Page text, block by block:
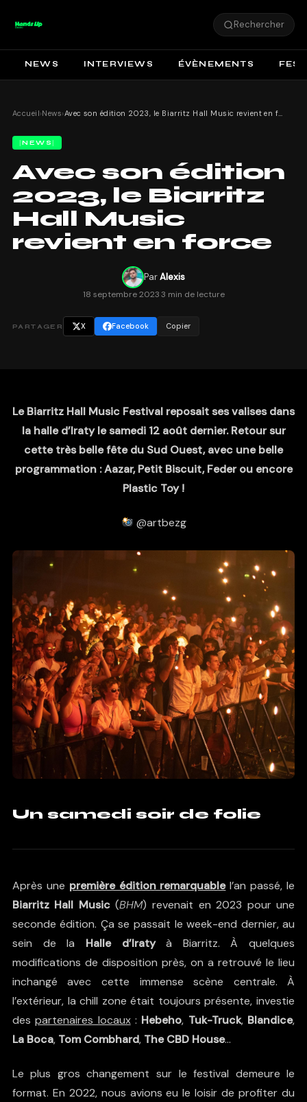
Rechercher
NEWS INTERVIEWS ÉVÈNEMENTS
Accueil›News› Avec son édition 2023, le Biarritz Hall Music revient en force
NEWS
Avec son édition
2023, le Biarritz
Hall Music
revient en force
ParAlexis
18 septembre 20233 min de lecture
PARTAGER X Facebook Copier
Le Biarritz Hall Music Festival reposait ses valises dans
la halle d’Iraty le samedi 12 août dernier. Retour sur
cette très belle fête du Sud Ouest, avec une belle
programmation : Aazar, Petit Biscuit, Feder ou encore
Plastic Toy !
@artbezg
Un samedi soir de folie
Après une première édition remarquablel’an passé, le
Biarritz Hall Music(BHM) revenait en 2023 pour une
seconde édition. Ça se passait le week-end dernier, au
sein de la Halle d’Iratyà Biarritz. À quelques
modifications de disposition près, on a retrouvé le lieu
inchangé avec cette immense scène centrale. À
l’extérieur, la chill zone était toujours présente, investie
despartenaires locaux: Hebeho, Tuk-Truck, Blandice,
La Boca, Tom Combhard, The CBD House…
Le plus gros changement sur le festival demeure le
format. En 2022, nous avions eu le loisir de profiter du